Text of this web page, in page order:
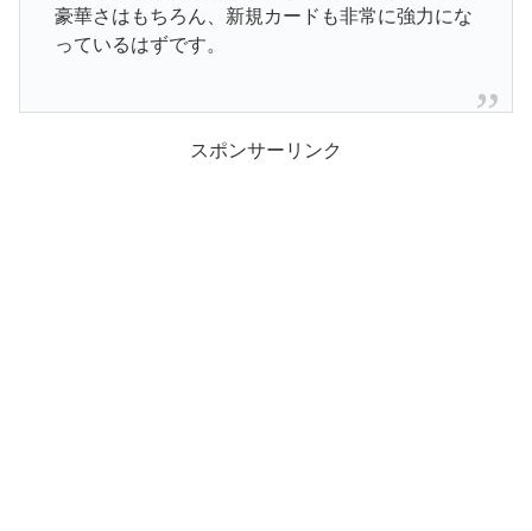
豪華さはもちろん、新規カードも非常に強力にな
っているはずです。
スポンサーリンク